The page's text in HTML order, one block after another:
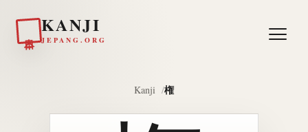
KANJI
JEPANG.ORG
Kanji 権